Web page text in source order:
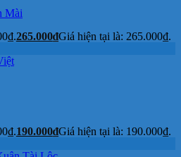
Mài
265.000₫Giá hiện tại là: 265.000₫.
190.000₫Giá hiện tại là: 190.000₫.